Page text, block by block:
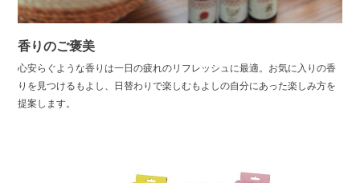
香りのご褒美
心安らぐような香りは一日の疲れのリフレッシュに最適。お気に入りの香
りを見つけるもよし、日替わりで楽しむもよしの自分にあった楽しみ方を
提案します。